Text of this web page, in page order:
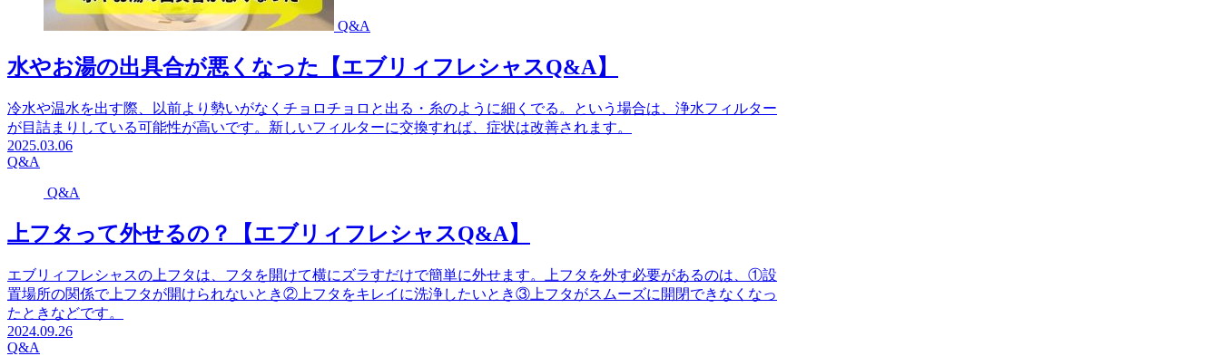
Q&A
水やお湯の出具合が悪くなった【エブリィフレシャスQ&A】
冷水や温水を出す際、以前より勢いがなくチョロチョロと出る・糸のように細くでる。という場合は、浄水フィルター
が目詰まりしている可能性が高いです。新しいフィルターに交換すれば、症状は改善されます。
2025.03.06
Q&A
Q&A
上フタって外せるの？【エブリィフレシャスQ&A】
エブリィフレシャスの上フタは、フタを開けて横にズラすだけで簡単に外せます。上フタを外す必要があるのは、①設
置場所の関係で上フタが開けられないとき②上フタをキレイに洗浄したいとき③上フタがスムーズに開閉できなくなっ
たときなどです。
2024.09.26
Q&A